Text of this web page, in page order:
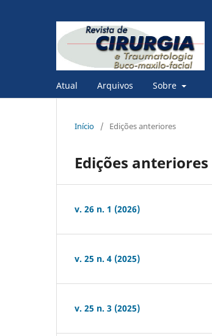
Atual Arquivos Sobre
Início / Edições anteriores
Edições anteriores
v. 26 n. 1 (2026)
v. 25 n. 4 (2025)
v. 25 n. 3 (2025)